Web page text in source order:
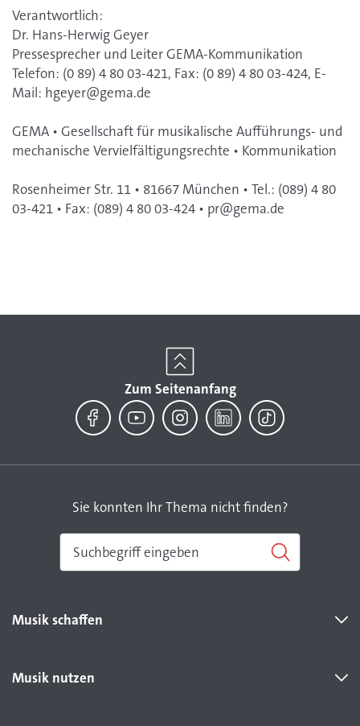
Verantwortlich:
Dr. Hans-Herwig Geyer
Pressesprecher und Leiter GEMA-Kommunikation
Telefon: (0 89) 4 80 03-421, Fax: (0 89) 4 80 03-424, E-
Mail: hgeyer@gema.de
GEMA • Gesellschaft für musikalische Aufführungs- und
mechanische Vervielfältigungsrechte • Kommunikation
Rosenheimer Str. 11 • 81667 München • Tel.: (089) 4 80
03-421 • Fax: (089) 4 80 03-424 • pr@gema.de
Zum Seitenanfang
Sie konnten Ihr Thema nicht finden?
Musik schaffen
Musik nutzen